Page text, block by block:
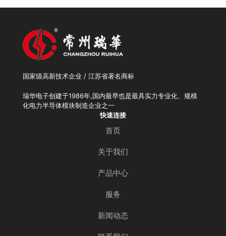
国家级高新技术企业 / 江苏省著名商标
瑞华电子创建于1986年,国内最早也是最具实力专业化、规模
化电力半导体模块制造企业之一
快速连接
首页
关于我们
产品中心
服务
新闻动态